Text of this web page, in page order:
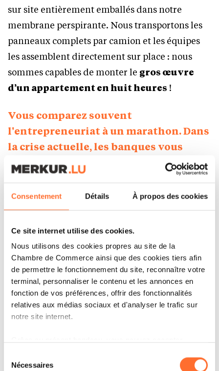
Consentement Détails À propos des cookies
Ce site internet utilise des cookies.
Nous utilisons des cookies propres au site de la
Chambre de Commerce ainsi que des cookies tiers afin
de permettre le fonctionnement du site, reconnaître votre
terminal, personnaliser le contenu et les annonces en
fonction de vos préférences, offrir des fonctionnalités
relatives aux médias sociaux et d'analyser le trafic sur
notre site internet.
à l’exception des cookies strictement nécessaires au
Nécessaires
sur site entièrement emballés dans notre
membrane perspirante. Nous transportons les
panneaux complets par camion et les équipes
les assemblent directement sur place : nous
sommes capables de monter le gros œuvre
d’un appartement en huit heures !
Vous comparez souvent
l'entrepreneuriat à un marathon. Dans
la crise actuelle, les banques vous
soutiennent-elles dans cette
transition ?
C’est un vrai problème : les banques ne jouent
plus leur rôle et les fonds prennent de moins en
moins de risques. On injecte des milliards dans
l’Intelligence Artificielle, mais on délaisse le
secteur du logement qui traverse pourtant une
crise majeure. Heureusement, notre solidité
financière retrouvée et notre carnet de
commandes nous rendent beaucoup plus «
bankables». Nous travaillons avec la